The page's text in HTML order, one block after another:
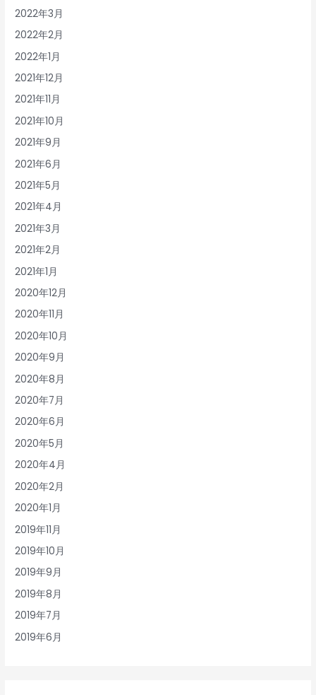
2022年3月
2022年2月
2022年1月
2021年12月
2021年11月
2021年10月
2021年9月
2021年6月
2021年5月
2021年4月
2021年3月
2021年2月
2021年1月
2020年12月
2020年11月
2020年10月
2020年9月
2020年8月
2020年7月
2020年6月
2020年5月
2020年4月
2020年2月
2020年1月
2019年11月
2019年10月
2019年9月
2019年8月
2019年7月
2019年6月